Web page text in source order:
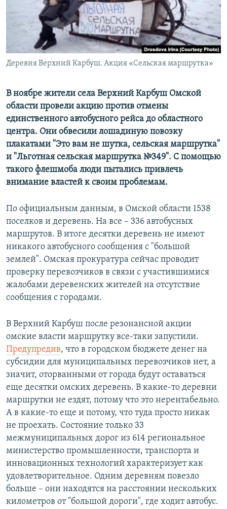
ПОБЕДИТЕЛЕЙ НЕ СУДЯТ?
КРЫМ.НЕПОКОРЕННЫЙ
ELIFBE
УКРАИНСКАЯ ПРОБЛЕМА КРЫМА
ПРИСОЕДИНЯЙТЕСЬ!
Деревня Верхний Карбуш. Акция «Сельская маршрутка»
В ноябре жители села Верхний Карбуш Омской
области провели акцию против отмены
единственного автобусного рейса до областного
центра. Они обвесили лошадиную повозку
плакатами "Это вам не шутка, сельская маршрутка"
и "Льготная сельская маршрутка №349". С помощью
такого флешмоба люди пытались привлечь
внимание властей к своим проблемам.
По официальным данным, в Омской области 1538
поселков и деревень. На все – 336 автобусных
маршрутов. В итоге десятки деревень не имеют
никакого автобусного сообщения с "большой
землей". Омская прокуратура сейчас проводит
проверку перевозчиков в связи с участившимися
жалобами деревенских жителей на отсутствие
сообщения с городами. ​
В Верхний Карбуш после резонансной акции
омские власти маршрутку все-таки запустили.
Предупредив, что в городском бюджете денег на
субсидии для муниципальных перевозчиков нет, а
значит, оторванными от города будут оставаться
еще десятки омских деревень. В какие-то деревни
маршрутки не ездят, потому что это нерентабельно.
А в какие-то еще и потому, что туда просто никак
не проехать. Состояние только 33
межмуниципальных дорог из 614 региональное
министерство промышленности, транспорта и
инновационных технологий характеризует как
удовлетворительное. Одним деревням повезло
больше – они находятся на расстоянии нескольких
километров от "большой дороги", где ходит автобус.